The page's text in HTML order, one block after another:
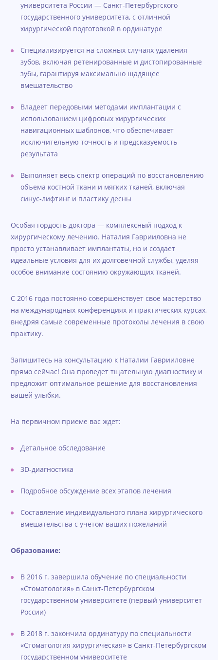
университета России — Санкт-Петербургского
государственного университета, с отличной
хирургической подготовкой в ординатуре
Специализируется на сложных случаях удаления
зубов, включая ретенированные и дистопированные
зубы, гарантируя максимально щадящее
вмешательство
Владеет передовыми методами имплантации с
использованием цифровых хирургических
навигационных шаблонов, что обеспечивает
исключительную точность и предсказуемость
результата
Выполняет весь спектр операций по восстановлению
объема костной ткани и мягких тканей, включая
синус-лифтинг и пластику десны
Особая гордость доктора — комплексный подход к
хирургическому лечению. Наталия Гаврииловна не
просто устанавливает имплантаты, но и создает
идеальные условия для их долговечной службы, уделяя
особое внимание состоянию окружающих тканей.
С 2016 года постоянно совершенствует свое мастерство
на международных конференциях и практических курсах,
внедряя самые современные протоколы лечения в свою
практику.
Запишитесь на консультацию к Наталии Гаврииловне
прямо сейчас! Она проведет тщательную диагностику и
предложит оптимальное решение для восстановления
вашей улыбки.
На первичном приеме вас ждет:
Детальное обследование
3D-диагностика
Подробное обсуждение всех этапов лечения
Составление индивидуального плана хирургического
вмешательства с учетом ваших пожеланий
Образование:
В 2016 г. завершила обучение по специальности
«Стоматология» в Санкт-Петербургском
государственном университете (первый университет
России)
В 2018 г. закончила ординатуру по специальности
«Стоматология хирургическая» в Санкт-Петербургском
государственном университете